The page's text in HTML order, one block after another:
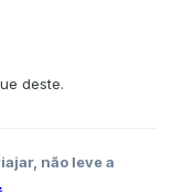
deste.
não leve a